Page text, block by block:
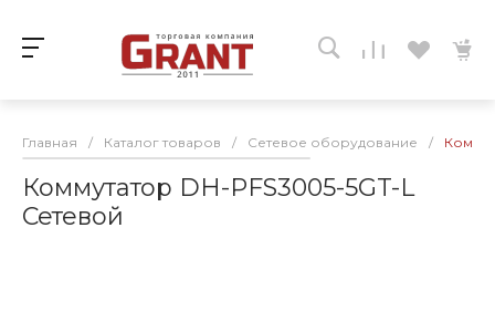
Главная / Каталог товаров / Сетевое оборудование /
Коммутатор DH-PFS3005-5GT-L
Сетевой